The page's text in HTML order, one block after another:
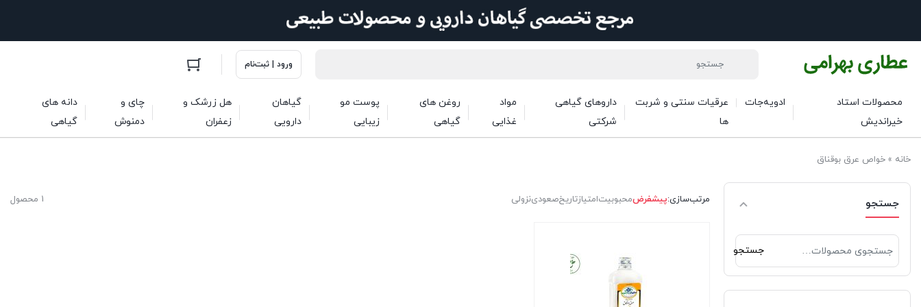
ورود | ثبت‌نام
محصولات استاد
خیراندیش
ادویه‌جات
عرقیات سنتی و شربت
ها
داروهای گیاهی
شرکتی
مواد
غذایی
روغن های
گیاهی
پوست مو
زیبایی
گیاهان
دارویی
هل زرشک و
زعفران
چای و
دمنوش
دانه های
گیاهی
خانه » خواص عرق بوقناق
جستجو
برای:
جستجو
1 محصول مرتب‌سازی:پیشفرضمحبوبیتامتیازتاریخصعودینزولی